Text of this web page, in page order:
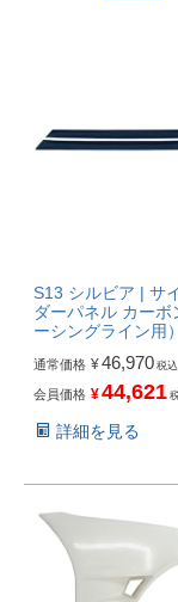
S13 シルビア | サ
ダーパネル カーボ
ーシングライン用）
通常価格 ¥46,970 税込
会員価格 ¥44,621
詳細を見る